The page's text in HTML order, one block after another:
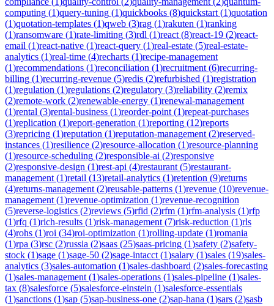
computing (1)query-tuning (1)quickbooks (8)quickstart (1)quotation
(1)quotation-templates (1)qweb (3)rag (1)rakuten (1)ranking
(1)ransomware (1)rate-limiting (3)rdl (1)react (8)react-19 (2)react-
email (1)react-native (1)react-query (1)real-estate (5)real-estate-
analytics (1)real-time (4)recharts (1)recipe-management
(1)recommendations (1)reconciliation (1)recruitment (6)recurring-
billing (1)recurring-revenue (5)redis (2)refurbished (1)registration
(1)regulation (1)regulations (2)regulatory (3)reliability (2)remix
(2)remote-work (2)renewable-energy (1)renewal-management
(1)rental (3)rental-business (1)reorder-point (1)repeat-purchases
(1)replication (1)report-generation (1)reporting (12)reports
(3)repricing (1)reputation (1)reputation-management (2)reserved-
instances (1)resilience (2)resource-allocation (1)resource-planning
(1)resource-scheduling (2)responsible-ai (2)responsive
(2)responsive-design (1)rest-api (4)restaurant (5)restaurant-
management (1)retail (13)retail-analytics (1)retention (9)returns
(4)returns-management (2)reusable-patterns (1)revenue (10)revenue-
management (1)revenue-optimization (1)revenue-recognition
(5)reverse-logistics (2)reviews (5)rfid (2)rfm (1)rfm-analysis (1)rfp
(1)rfq (1)rich-results (1)risk-management (7)risk-reduction (1)rls
(4)rohs (1)roi (34)roi-optimization (1)rolling-update (1)romania
(1)rpa (3)rsc (2)russia (2)saas (25)saas-pricing (1)safety (2)safety-
stock (1)sage (1)sage-50 (2)sage-intacct (1)salary (1)sales (19)sales-
analytics (3)sales-automation (1)sales-dashboard (2)sales-forecasting
(1)sales-management (1)sales-operations (1)sales-pipeline (1)sales-
tax (8)salesforce (5)salesforce-einstein (1)salesforce-essentials
(1)sanctions (1)sap (5)sap-business-one (2)sap-hana (1)sars (2)sasb